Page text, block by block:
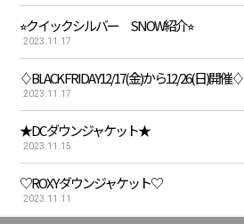
⭐︎クイックシルバー SNOW紹介⭐︎
2023.11.17
♢BLACK FRIDAY12/17(金)から12/26(日)開催♢
2023.11.17
★DC ダウンジャケット★
2023.11.15
♡ROXY ダウンジャケット♡
2023.11.11